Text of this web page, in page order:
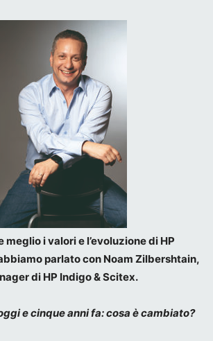
meglio i valori e l’evoluzione di HP
parlato con Noam Zilbershtain,
di HP Indigo & Scitex.
e cinque anni fa: cosa è cambiato?